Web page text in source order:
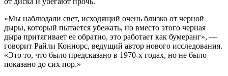
«Мы наблюдали свет, исходящий очень близко от черной
дыры, который пытается убежать, но вместо этого черная
дыра притягивает ее обратно, это работает как бумеранг», —
говорит Райли Коннорс, ведущий автор нового исследования.
«Это то, что было предсказано в 1970-х годах, но не было
показано до сих пор.»